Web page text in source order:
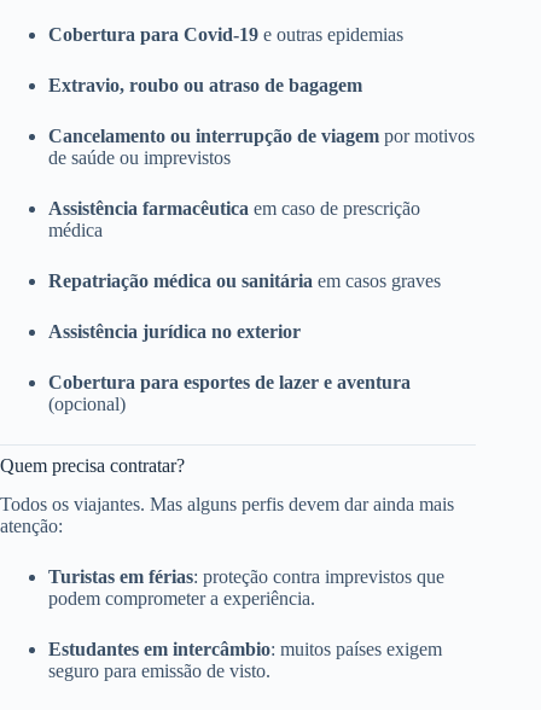
Cobertura para Covid-19 e outras epidemias
Extravio, roubo ou atraso de bagagem
Cancelamento ou interrupção de viagem por motivos
de saúde ou imprevistos
Assistência farmacêutica em caso de prescrição
médica
Repatriação médica ou sanitária em casos graves
Assistência jurídica no exterior
Cobertura para esportes de lazer e aventura
(opcional)
Quem precisa contratar?
Todos os viajantes. Mas alguns perfis devem dar ainda mais
atenção:
Turistas em férias: proteção contra imprevistos que
podem comprometer a experiência.
Estudantes em intercâmbio: muitos países exigem
seguro para emissão de visto.